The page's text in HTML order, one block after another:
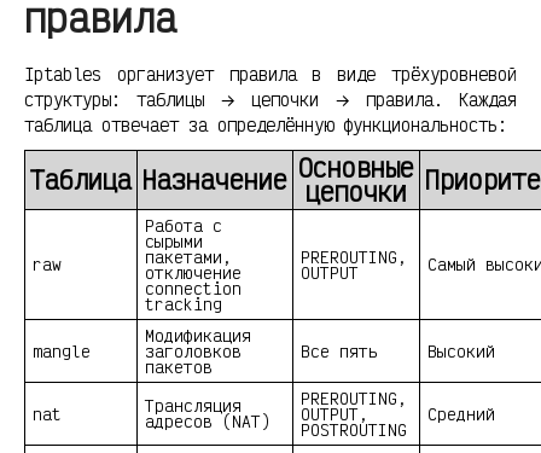
правила
Iptables организует правила в виде трёхуровневой
структуры: таблицы → цепочки → правила. Каждая
таблица отвечает за определённую функциональность:
Таблица Назначение Основные
цепочки
raw
Работа с
сырыми
пакетами,
отключение
connection
tracking
PREROUTING,
OUTPUT Самый
mangle
Модификация
заголовков
пакетов
Все пять Высокий
nat Трансляция
адресов (NAT)
PREROUTING,
OUTPUT,
POSTROUTING
Средний